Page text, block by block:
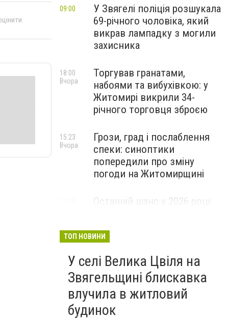
У Звягелі поліція розшукала
69-річного чоловіка, який
викрав лампадку з могили
захисника
09:00
Торгував гранатами,
набоями та вибухівкою: у
Житомирі викрили 34-
річного торговця зброєю
18:00
Вчора
Грози, град і послаблення
спеки: синоптики
попередили про зміну
погоди на Житомирщині
15:23
Вчора
Останній шанс у 2026 році:
майбутніх водійок автобусів
ТОП НОВИНИ
У селі Велика Цвіля на
Звягельщині блискавка
влучила в житловий
будинок